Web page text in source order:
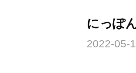
にっぽ
2022-05-